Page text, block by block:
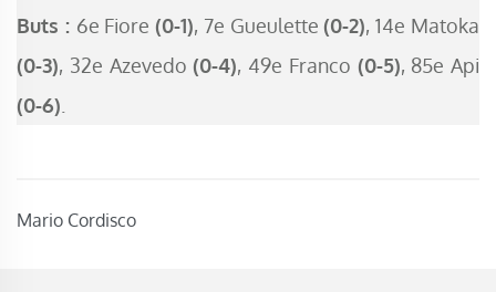
Mario Cordisco
Buts : 6e Fiore (0-1), 7e Gueulette (0-2), 14e Matoka
(0-3), 32e Azevedo (0-4), 49e Franco (0-5), 85e Api
(0-6)